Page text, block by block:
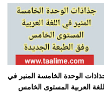
الوحدة الخامسة المنير في
اللغة العربية المستوى الخامس